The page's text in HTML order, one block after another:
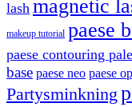
lash magnetic
makeup tutorial paese
paese contouring
base paese neo paese
Partysminkning